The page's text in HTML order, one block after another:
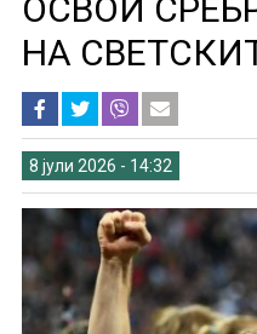
ОСВОИ
НА
8 јули 2026 - 14:32